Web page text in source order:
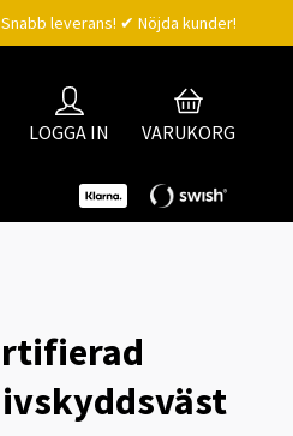
leverans! ✔ Nöjda kunder!
LOGGA IN VARUKORG